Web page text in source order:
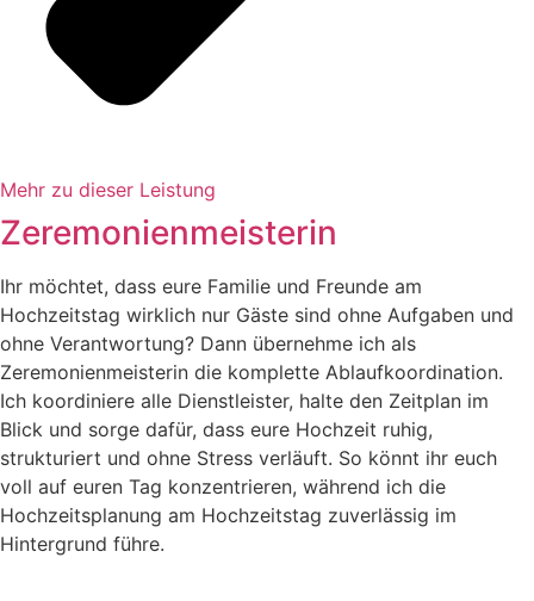
Mehr zu dieser Leistung
Zeremonienmeisterin
Ihr möchtet, dass eure Familie und Freunde am
Hochzeitstag wirklich nur Gäste sind ohne Aufgaben und
ohne Verantwortung? Dann übernehme ich als
Zeremonienmeisterin die komplette Ablaufkoordination.
Ich koordiniere alle Dienstleister, halte den Zeitplan im
Blick und sorge dafür, dass eure Hochzeit ruhig,
strukturiert und ohne Stress verläuft. So könnt ihr euch
voll auf euren Tag konzentrieren, während ich die
Hochzeitsplanung am Hochzeitstag zuverlässig im
Hintergrund führe.